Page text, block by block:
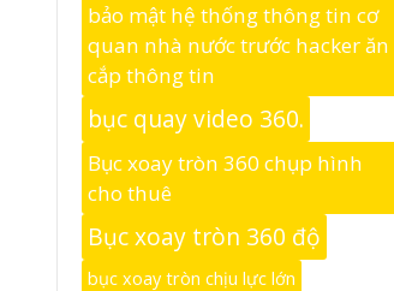
bảo mật hệ thống thông tin cơ
quan nhà nước trước hacker ăn
cắp thông tin
bục quay video 360.
Bục xoay tròn 360 chụp hình
cho thuê
Bục xoay tròn 360 độ
bục xoay tròn chịu lực lớn